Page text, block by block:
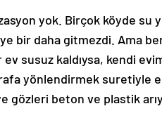
yok. Birçok köyde su
bir daha gitmezdi. Ama
ev susuz kaldıysa, kendi
yönlendirmek suretiyle
gözleri beton ve plastik